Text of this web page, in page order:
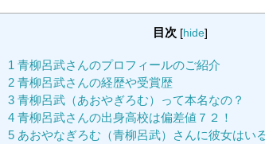
目次 [hide]
1 青柳呂武さんのプロフィールのご紹介
2 青柳呂武さんの経歴や受賞歴
3 青柳呂武（あおやぎろむ）って本名なの？
4 青柳呂武さんの出身高校は偏差値７２！
5 あおやなぎろむ（青柳呂武）さんに彼女はい